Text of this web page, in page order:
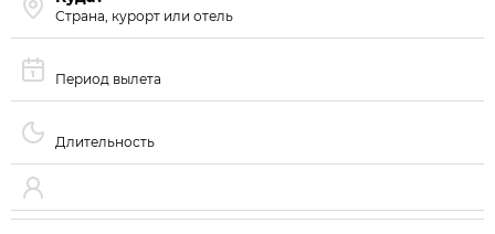
Страна, курорт или отель
Период вылета
Длительность